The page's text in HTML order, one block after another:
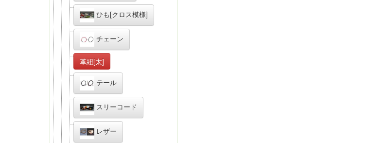
ひも[クロス模様]
チェーン
革紐[太]
テール
スリーコード
レザー